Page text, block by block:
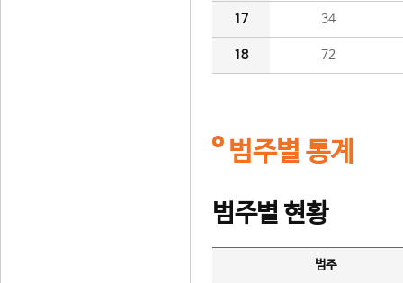
17 34
18 72
범주별 통계
범주별 현황
범주